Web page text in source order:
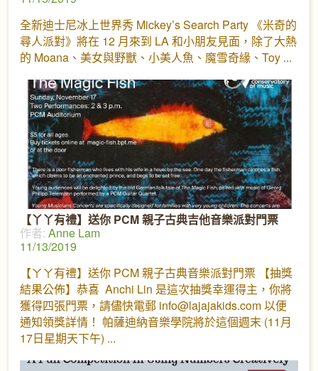
全新迪士尼冰上世界秀 Mickey’s Search Party 《米奇的
尋人派對》將在 12 月來到 LA 和小朋友見面，除了大熱
的 Moana、美女與野獸、小美人魚、魔雪奇緣、Toy
【丫丫有禮】送你 PCM 親子古典吉他音樂派對門票
作者: Anne Lam
11/13/2019
【ㄚㄚ有禮】送你 PCM 親子古典音樂派對門票 【抽獎
結果公佈】恭喜 Anchi Lin 是這次抽獎幸運得主，你將
獲得四張門票，請儘快電郵 info@lajajakids.com 以便
通知領獎詳情！ 帕薩迪納音樂學院將於這個週末 (11月
17日星期天下午)